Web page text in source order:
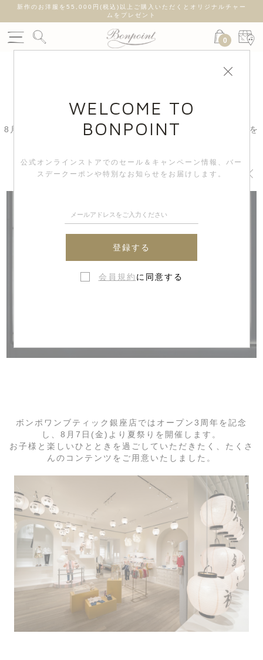
新作のお洋服を55,000円(税込)以上ご購入いただくとオリジナルチャー
ムをプレゼント
0
8月7日より 銀座店の3周年を記念した"ぼんぽわん夏祭り”を
ボンポワンブティック銀座店ではオープン3周年を記念
し、8月7日(金)より夏祭りを開催します。
お子様と楽しいひとときを過ごしていただきたく、たくさ
んのコンテンツをご用意いたしました。
WELCOME TO
BONPOINT
公式オンラインストアでのセール＆キャンペーン情報、 バー
スデークーポンや特別なお知らせをお届けします。
登録する
会員規約 に同意する